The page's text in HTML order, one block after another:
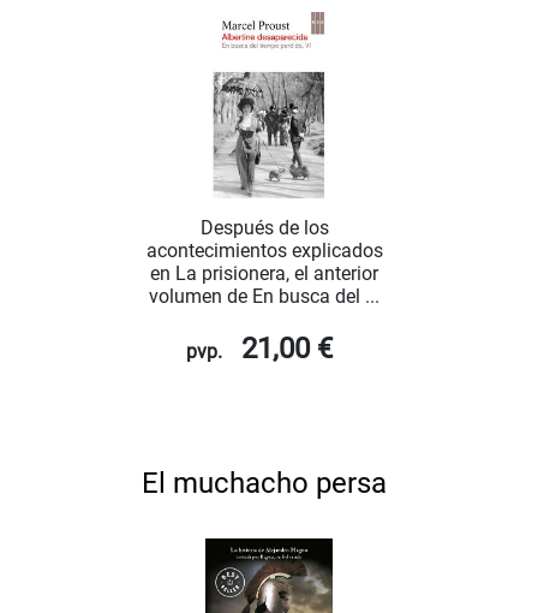
Después de los
acontecimientos explicados
en La prisionera, el anterior
volumen de En busca del ...
pvp. 21,00 €
El muchacho persa